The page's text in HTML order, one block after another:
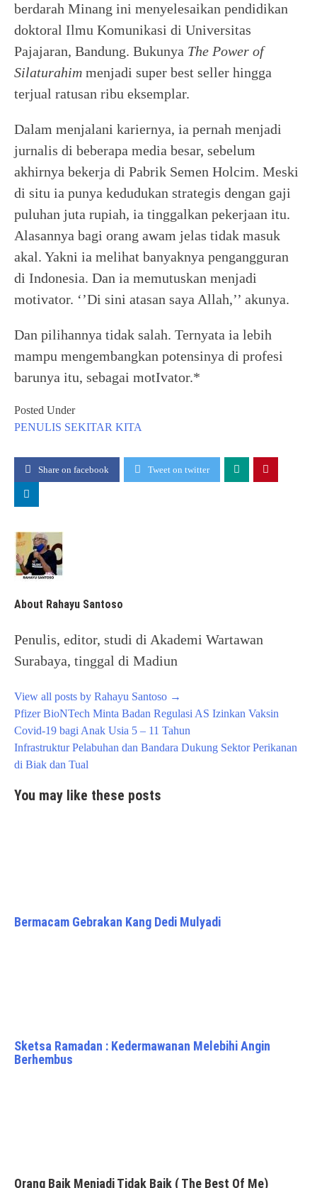
berdarah Minang ini menyelesaikan pendidikan
doktoral Ilmu Komunikasi di Universitas
Pajajaran, Bandung. Bukunya The Power of
Silaturahim menjadi super best seller hingga
terjual ratusan ribu eksemplar.
Dalam menjalani kariernya, ia pernah menjadi
jurnalis di beberapa media besar, sebelum
akhirnya bekerja di Pabrik Semen Holcim. Meski
di situ ia punya kedudukan strategis dengan gaji
puluhan juta rupiah, ia tinggalkan pekerjaan itu.
Alasannya bagi orang awam jelas tidak masuk
akal. Yakni ia melihat banyaknya pengangguran
di Indonesia. Dan ia memutuskan menjadi
motivator. ‘’Di sini atasan saya Allah,’’ akunya.
Dan pilihannya tidak salah. Ternyata ia lebih
mampu mengembangkan potensinya di profesi
barunya itu, sebagai motIvator.*
Posted Under
PENULIS SEKITAR KITA
Share on facebook Tweet on twitter
About Rahayu Santoso
Penulis, editor, studi di Akademi Wartawan
Surabaya, tinggal di Madiun
View all posts by Rahayu Santoso →
Post
navigation
Pfizer BioNTech Minta Badan Regulasi AS Izinkan Vaksin
Covid-19 bagi Anak Usia 5 – 11 Tahun
Infrastruktur Pelabuhan dan Bandara Dukung Sektor Perikanan
di Biak dan Tual
You may like these posts
Bermacam Gebrakan Kang Dedi Mulyadi
Sketsa Ramadan : Kedermawanan Melebihi Angin
Berhembus
Orang Baik Menjadi Tidak Baik ( The Best Of Me)